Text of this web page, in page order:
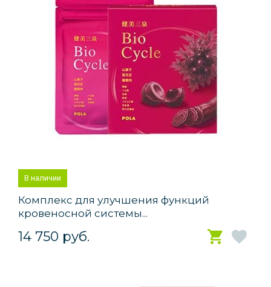
В наличии
Комплекс для улучшения функций
кровеносной системы...
14 750 руб.